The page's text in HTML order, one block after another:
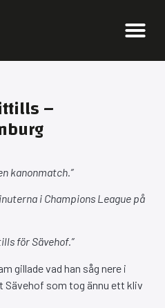
–
kanonmatch.”
i Champions League på
för Sävehof.”
gillade vad han såg nere i
Sävehof som tog ännu ett kliv